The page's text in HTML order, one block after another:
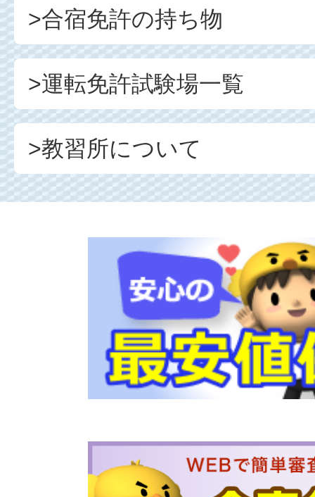
>合宿免許の持ち物
>運転免許試験場一覧
>教習所について